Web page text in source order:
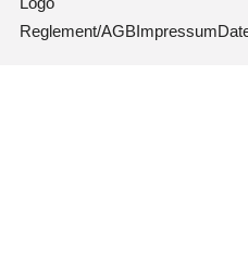
Reglement/AGBImpressum